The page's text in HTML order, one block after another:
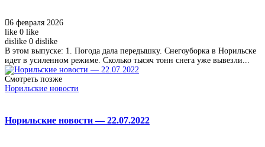
6 февраля 2026
like 0 like
dislike 0 dislike
В этом выпуске: 1. Погода дала передышку. Снегоуборка в Норильске
идет в усиленном режиме. Сколько тысяч тонн снега уже вывезли...
Смотреть позже
Норильские новости
Норильские новости — 22.07.2022